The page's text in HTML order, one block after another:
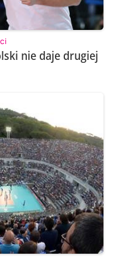
nie daje drugiej